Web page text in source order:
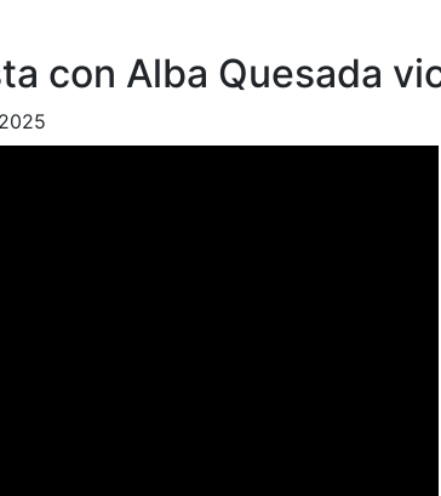
con Alba Quesada